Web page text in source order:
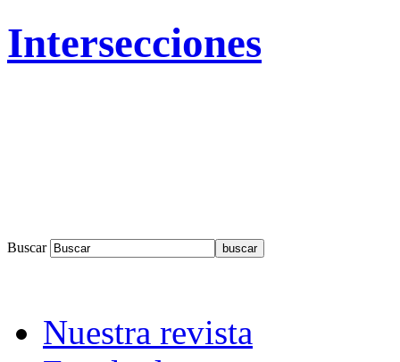
Intersecciones
Buscar
Nuestra revista